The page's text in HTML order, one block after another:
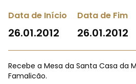
Data de Início
26.01.2012
Data de Fim
26.01.2012
Recebe a Mesa da Santa Casa da
Famalicão.